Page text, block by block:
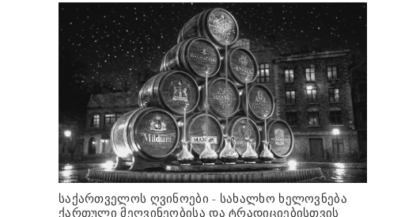
საქართველოს ღვინოები - სახალხო ხელოვნება
ქართული მეღვინეობისა და ტრადიციებისთვის